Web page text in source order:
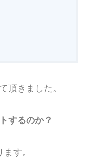
頂きました。
するのか？
す。